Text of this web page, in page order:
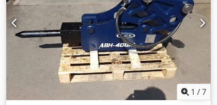
1 /7